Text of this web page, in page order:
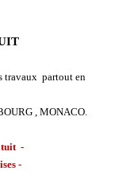
travaux partout en
, MONACO.
-
-